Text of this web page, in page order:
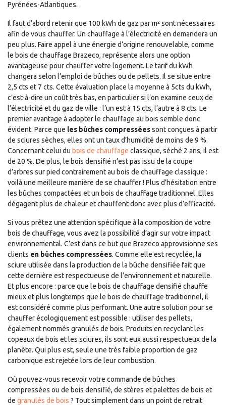
Pyrénées-Atlantiques.
Il faut d’abord retenir que 100 kWh de gaz par m² sont nécessaires
afin de vous chauffer. Un chauffage à l’électricité en demandera un
peu plus. Faire appel à une énergie d’origine renouvelable, comme
le bois de chauffage Brazeco, représente alors une option
avantageuse pour chauffer votre logement. Le tarif du kWh
changera selon l’emploi de bûches ou de pellets. Il se situe entre
2,5 cts et 7 cts. Cette évaluation place la moyenne à 5cts du kWh,
c’est-à-dire un coût très bas, en particulier si l’on examine ceux de
l’électricité et du gaz de ville : l’un est à 15 cts, l’autre à 8 cts. Le
premier avantage à adopter le chauffage au bois semble donc
évident. Parce que les bûches compresséessont conçues à partir
de sciures sèches, elles ont un taux d’humidité de moins de 9 %.
Concernant celui du bois de chauffage classique, séché 2 ans, il est
de 20 %. De plus, le bois densifié n’est pas issu de la coupe
d’arbres sur pied contrairement au bois de chauffage classique :
voilà une meilleure manière de se chauffer ! Plus d’hésitation entre
les bûches compactées et un bois de chauffage traditionnel. Elles
dégagent plus de chaleur et chauffent donc avec plus d’efficacité.
Si vous prêtez une attention spécifique à la composition de votre
bois de chauffage, vous avez la possibilité d’agir sur votre impact
environnemental. C’est dans ce but que Brazeco approvisionne ses
clients en bûches compressées. Comme elle est recyclée, la
sciure utilisée dans la production de la bûche densifiée fait que
cette dernière est respectueuse de l’environnement et naturelle.
Et plus encore : parce que le bois de chauffage densifié chauffe
mieux et plus longtemps que le bois de chauffage traditionnel, il
est considéré comme plus performant. Une autre solution pour se
chauffer écologiquement est possible : utiliser des pellets,
également nommés granulés de bois. Produits en recyclant les
copeaux de bois et les sciures, ils sont eux aussi respectueux de la
planète. Qui plus est, seule une très faible proportion de gaz
carbonique est rejetée lors de leur combustion.
Où pouvez-vous recevoir votre commande de bûches
compressées ou de bois densifié, de stères et palettes de bois et
de granulés de bois ? Tout simplement dans un point de retrait